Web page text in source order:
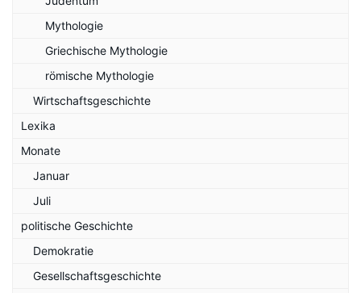
Mythologie
Griechische Mythologie
römische Mythologie
Wirtschaftsgeschichte
Lexika
Monate
Januar
Juli
politische Geschichte
Demokratie
Gesellschaftsgeschichte